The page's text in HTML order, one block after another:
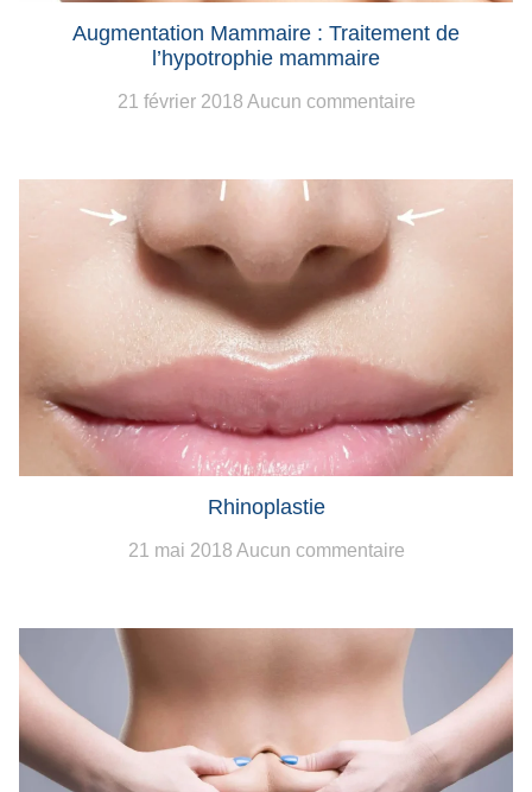
Augmentation Mammaire : Traitement de
l’hypotrophie mammaire
21 février 2018 Aucun commentaire
Rhinoplastie
21 mai 2018 Aucun commentaire